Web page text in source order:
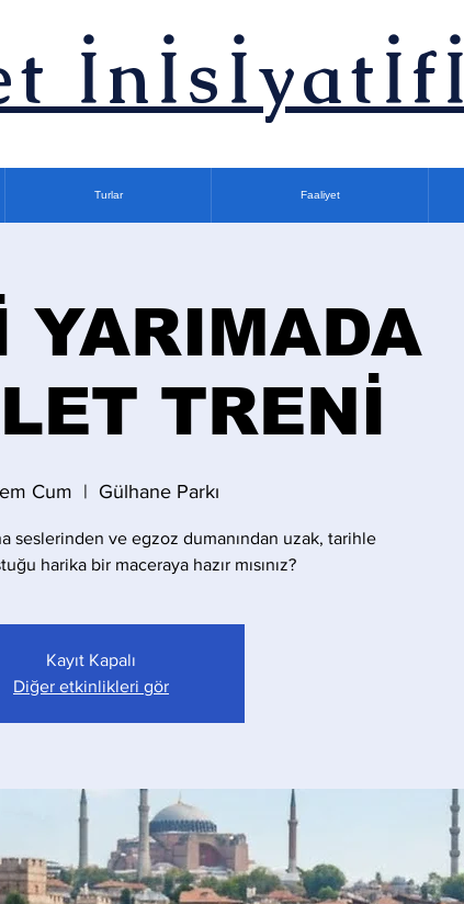
İnİsİyatİfİ
Turlar Faaliyet
YARIMADA
TRENİ
Cum
  |
Gülhane Parkı
seslerinden ve egzoz dumanından uzak, tarihle
harika bir maceraya hazır mısınız?
Kayıt Kapalı
Diğer etkinlikleri gör